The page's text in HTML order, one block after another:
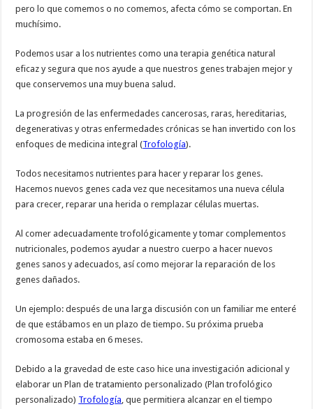
pero lo que comemos o no comemos, afecta cómo se comportan. En
muchísimo.
Podemos usar a los nutrientes como una terapia genética natural
eficaz y segura que nos ayude a que nuestros genes trabajen mejor y
que conservemos una muy buena salud.
La progresión de las enfermedades cancerosas, raras, hereditarias,
degenerativas y otras enfermedades crónicas se han invertido con los
enfoques de medicina integral (Trofología).
Todos necesitamos nutrientes para hacer y reparar los genes.
Hacemos nuevos genes cada vez que necesitamos una nueva célula
para crecer, reparar una herida o remplazar células muertas.
Al comer adecuadamente trofológicamente y tomar complementos
nutricionales, podemos ayudar a nuestro cuerpo a hacer nuevos
genes sanos y adecuados, así como mejorar la reparación de los
genes dañados.
Un ejemplo: después de una larga discusión con un familiar me enteré
de que estábamos en un plazo de tiempo. Su próxima prueba
cromosoma estaba en 6 meses.
Debido a la gravedad de este caso hice una investigación adicional y
elaborar un Plan de tratamiento personalizado (Plan trofológico
personalizado) Trofología, que permitiera alcanzar en el tiempo